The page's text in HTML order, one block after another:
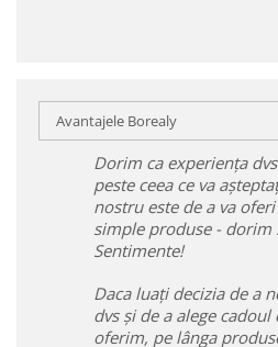
Avantajele Borealy
Dorim ca experiența
peste ceea ce va
nostru este de a va
simple produse - dorim
Sentimente!
Daca luați decizia de a
dvs și de a alege
oferim, pe lânga